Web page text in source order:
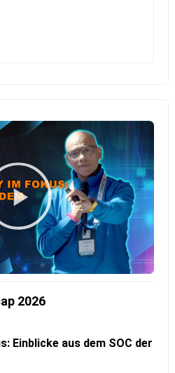
2026
Einblicke aus dem SOC der